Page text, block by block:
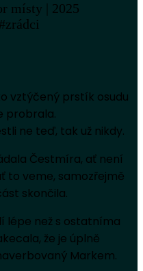
místy | 2025
vztýčený prstík osudu
probrala.
ne teď, tak už nikdy.
Čestmíra, ať není
to veme, samozřejmě
skončila.
lépe než s ostatníma
že je úplně
Markem.